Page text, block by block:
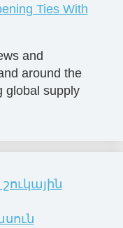
Ties With
and
around the
global supply